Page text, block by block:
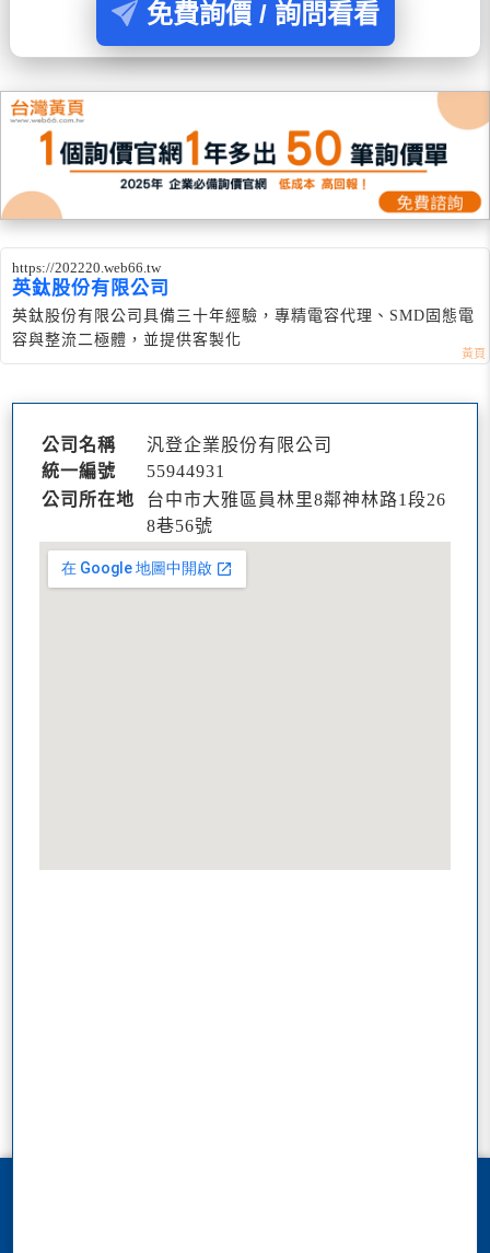
免費詢價 / 詢問看看
https://202220.web66.tw
英鈦股份有限公司
英鈦股份有限公司具備三十年經驗，專精電容代理、SMD固態電
容與整流二極體，並提供客製化
公司名稱
汎登企業股份有限公司
統一編號
55944931
公司所在地
台中市大雅區員林里8鄰神林路1段26
8巷56號